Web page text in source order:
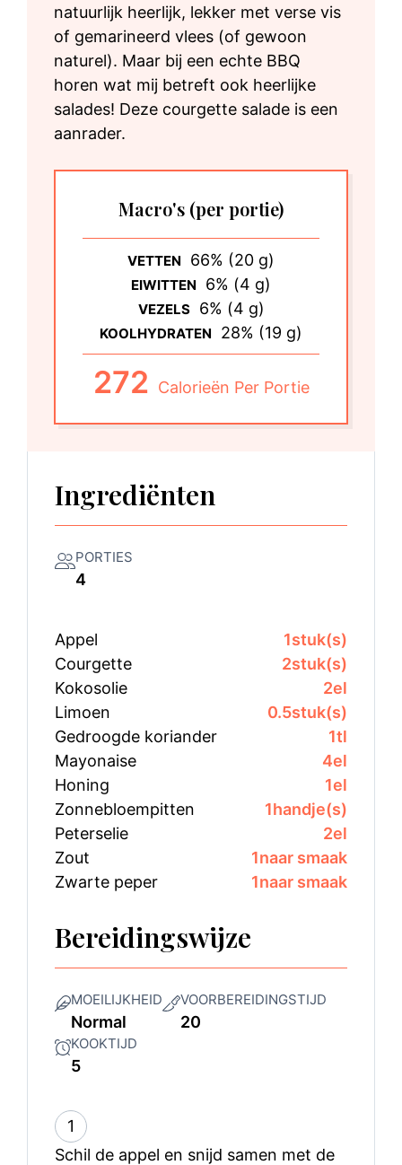
natuurlijk heerlijk, lekker met verse vis
of gemarineerd vlees (of gewoon
naturel). Maar bij een echte BBQ
horen wat mij betreft ook heerlijke
salades! Deze courgette salade is een
aanrader.
Macro's (per portie)
VETTEN 66% (20 g)
EIWITTEN 6% (4 g)
VEZELS 6% (4 g)
KOOLHYDRATEN 28% (19 g)
272 Calorieën Per Portie
Ingrediënten
PORTIES
4
Appel 1stuk(s)
Courgette
2stuk(s)
Kokosolie
2el
Limoen
0.5stuk(s)
Gedroogde koriander
1tl
Mayonaise
4el
Honing
1el
Zonnebloempitten
1handje(s)
Peterselie
2el
Zout
1naar smaak
Zwarte peper
1naar smaak
Bereidingswijze
MOEILIJKHEID
Normal
VOORBEREIDINGSTIJD
20
KOOKTIJD
5
1
Schil de appel en snijd samen met de